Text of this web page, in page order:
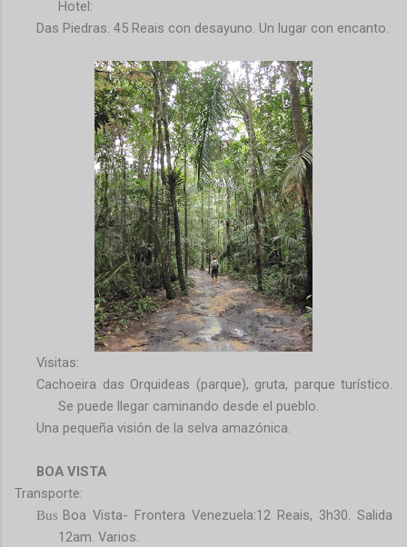
Hotel:
Das Piedras. 45 Reais con desayuno. Un lugar con encanto.
Visitas:
Cachoeira das Orquideas (parque), gruta, parque turístico.
Se puede llegar caminando desde el pueblo.
Una pequeña visión de la selva amazónica.
BOA VISTA
Transporte:
Bus Boa Vista- Frontera Venezuela:12 Reais, 3h30. Salida
12am. Varios.